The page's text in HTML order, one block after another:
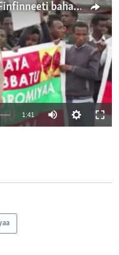
Hiriira mormii Oromoonni Finfinneeti bahan, Hagayya 6, 2016
available
1:41